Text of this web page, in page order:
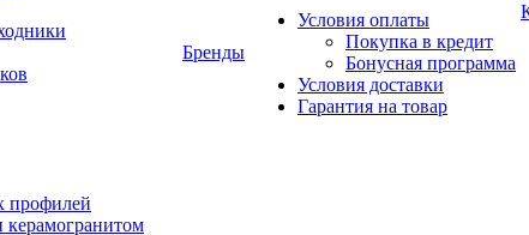
профилей
Бренды
Условия оплаты
Покупка в кредит
Бонусная программа
Условия доставки
Гарантия на товар